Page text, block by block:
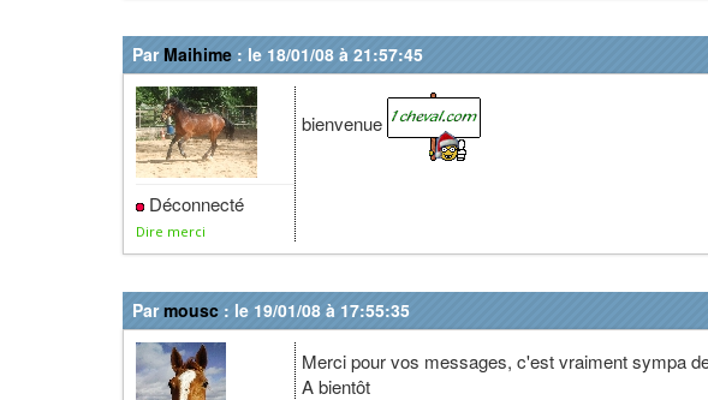
Par Maihime : le 18/01/08 à 21:57:45
Déconnecté
Dire merci
bienvenue
Parmousc : le 19/01/08 à 17:55:35
Merci pour vos messages, c'est vraiment sympa
A bientôt